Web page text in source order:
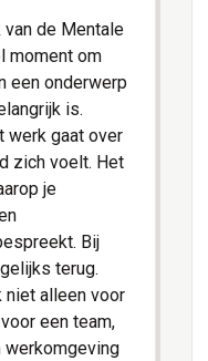
de Mentale
moment om
een onderwerp
is.
werk gaat over
zich voelt. Het
je
Bij
terug.
niet alleen voor
een team,
werkomgeving